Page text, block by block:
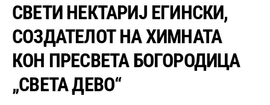
СВЕТИ НЕКТАРИЈ ЕГИНСКИ,
СОЗДАТЕЛОТ НА ХИМНАТА
КОН ПРЕСВЕТА БОГОРОДИЦА
„СВЕТА ДЕВО“